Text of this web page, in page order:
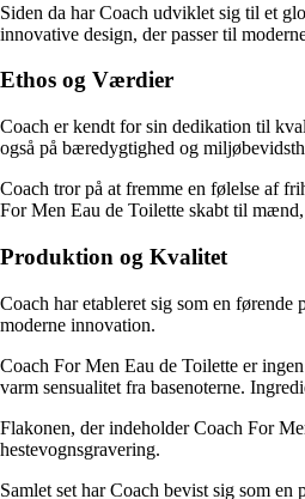
Siden da har Coach udviklet sig til et
innovative design, der passer til
Ethos og Værdier
Coach er kendt for sin dedikation til
også på bæredygtighed og
Coach tror på at fremme en følelse af
For Men Eau de Toilette skabt til
Produktion og Kvalitet
Coach har etableret sig som en
moderne innovation.
Coach For Men Eau de Toilette er
varm sensualitet fra basenoterne.
Flakonen, der indeholder Coach For
hestevognsgravering.
Samlet set har Coach bevist sig som